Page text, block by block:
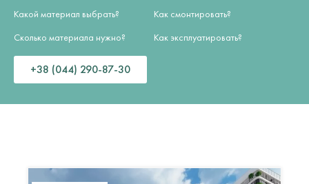
Какой материал выбрать?
Сколько материала нужно?
Как смонтировать?
Как эксплуатировать?
+38 (044) 290-87-30